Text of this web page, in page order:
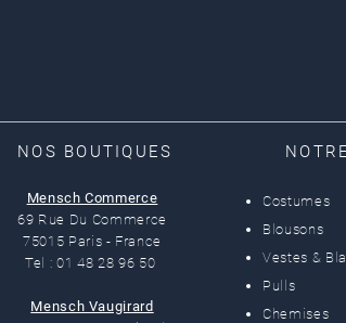
NOS BOUTIQUES
Mensch Commerce
69 Rue Du Commerce
75015 Paris - France
Tel : 01 48 28 96 50
Mensch Vaugirard
Costumes
Blousons
Vestes &
Pulls
Chemises